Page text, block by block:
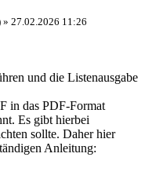
» 27.02.2026 11:26
und die Listenausgabe
in das PDF-Format
Es gibt hierbei
sollte. Daher hier
Anleitung: